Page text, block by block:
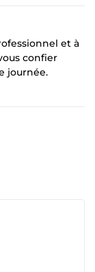
et à
confier
journée.